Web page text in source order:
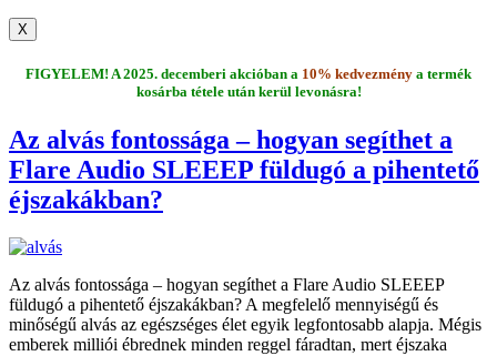
X
FIGYELEM! A 2025. decemberi akcióban a 10% kedvezmény a termék
kosárba tétele után kerül levonásra!
Az alvás fontossága – hogyan segíthet a
Flare Audio SLEEEP füldugó a pihentető
éjszakákban?
Az alvás fontossága – hogyan segíthet a Flare Audio SLEEEP
füldugó a pihentető éjszakákban? A megfelelő mennyiségű és
minőségű alvás az egészséges élet egyik legfontosabb alapja. Mégis
emberek milliói ébrednek minden reggel fáradtan, mert éjszaka